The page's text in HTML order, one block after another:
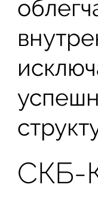
СКБ-